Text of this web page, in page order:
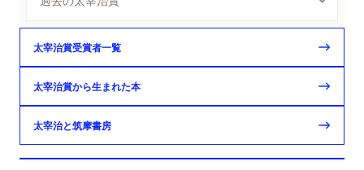
太宰治賞受賞者一覧
太宰治賞から生まれた本
太宰治と筑摩書房